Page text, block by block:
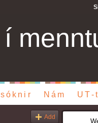
Nám UT-
Add